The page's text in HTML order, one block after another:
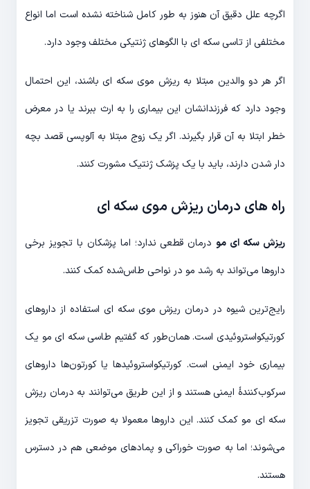
اگرچه علل دقیق آن هنوز به طور کامل شناخته نشده است اما انواع
مختلفی از تاسی سکه ای با الگوهای ژنتیکی مختلف وجود دارد.
اگر هر دو والدین مبتلا به ریزش موی سکه ای باشند، این احتمال
وجود دارد که فرزندانشان این بیماری را به ارث ببرند یا در معرض
خطر ابتلا به آن قرار بگیرند. اگر یک زوج مبتلا به آلوپسی قصد بچه
دار شدن دارند، باید با یک پزشک ژنتیک مشورت کنند.
راه های درمان ریزش موی سکه ای
ریزش سکه ای مودرمان قطعی ندارد؛ اما پزشکان با تجویز برخی
داروها می‌تواند به رشد مو در نواحی طاس‌شده کمک کنند.
رایج‌ترین شیوه در درمان ریزش موی سکه ای استفاده از داروهای
کورتیکواستروئیدی است. همان‌طور که گفتیم طاسی سکه ای مو یک
بیماری خود ایمنی است. کورتیکواستروئیدها یا کورتون‌ها داروهای
سرکوب‌کنندۀ ایمنی هستند و از این طریق می‌توانند به درمان ریزش
سکه ای مو کمک کنند. این داروها معمولا به صورت تزریقی تجویز
می‌شوند؛ اما به صورت خوراکی و پمادهای موضعی هم در دسترس
هستند.